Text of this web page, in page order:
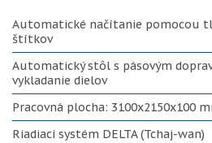
Automatické načítanie pomocou
štítkov
Automatický stôl s pásovým
vykladanie dielov
Pracovná plocha: 3100x2150x100
Riadiaci systém DELTA (Tchaj-wan)